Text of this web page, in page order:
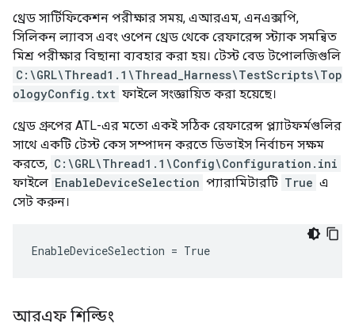
থ্রেড সার্টিফিকেশন পরীক্ষার সময়, এআরএম, এনএক্সপি,
সিলিকন ল্যাবস এবং ওপেন থ্রেড থেকে রেফারেন্স স্ট্যাক সমন্বিত
মিশ্র পরীক্ষার বিছানা ব্যবহার করা হয়। টেস্ট বেড টপোলজিগুলি
C:\GRL\Thread1.1\Thread_Harness\TestScripts\Top
ologyConfig.txt ফাইলে সংজ্ঞায়িত করা হয়েছে।
থ্রেড গ্রুপের ATL-এর মতো একই সঠিক রেফারেন্স প্ল্যাটফর্মগুলির
সাথে একটি টেস্ট কেস সম্পাদন করতে ডিভাইস নির্বাচন সক্ষম
করতে, C:\GRL\Thread1.1\Config\Configuration.ini
ফাইলে EnableDeviceSelection প্যারামিটারটি True এ
সেট করুন।
EnableDeviceSelection = True
আরএফ শিল্ডিং